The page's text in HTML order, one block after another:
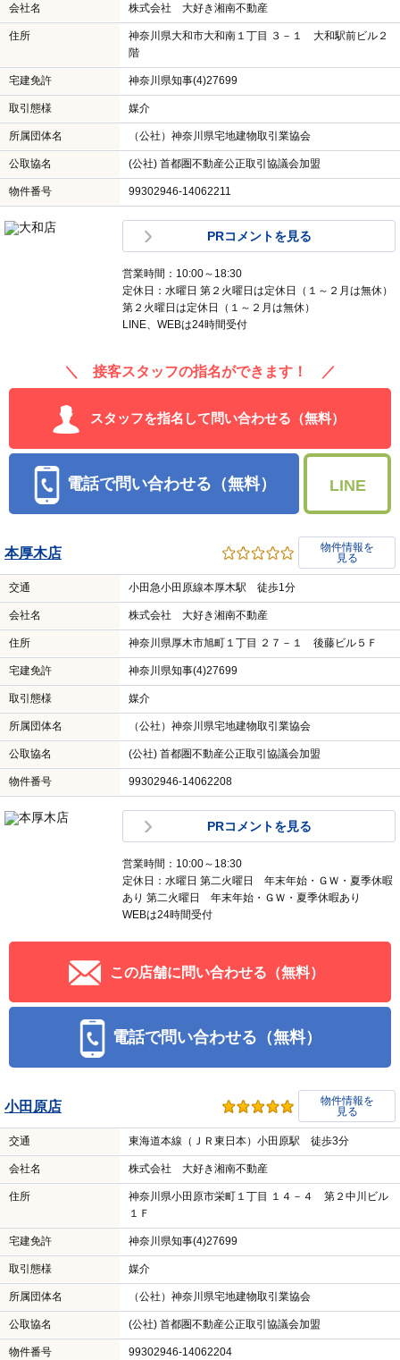
会社名 株式会社 大好き湘南不動産
住所
神奈川県大和市大和南１丁目 ３－１ 大和駅前ビル２
階
宅建免許 神奈川県知事(4)27699
取引態様 媒介
所属団体名 （公社）神奈川県宅地建物取引業協会
公取協名 (公社) 首都圏不動産公正取引協議会加盟
物件番号 99302946-14062211
PRコメントを見る
営業時間：10:00～18:30
定休日：水曜日 第２火曜日は定休日（１～２月は無休）
第２火曜日は定休日（１～２月は無休）
LINE、WEBは24時間受付
＼ 接客スタッフの指名ができます！ ／
スタッフを指名して問い合わせる（無料）
電話で問い合わせる（無料） LINE
本厚木店
物件情報を
見る
交通 小田急小田原線本厚木駅 徒歩1分
会社名 株式会社 大好き湘南不動産
住所 神奈川県厚木市旭町１丁目 ２７－１ 後藤ビル５Ｆ
宅建免許 神奈川県知事(4)27699
取引態様 媒介
所属団体名 （公社）神奈川県宅地建物取引業協会
公取協名 (公社) 首都圏不動産公正取引協議会加盟
物件番号 99302946-14062208
PRコメントを見る
営業時間：10:00～18:30
定休日：水曜日 第二火曜日 年末年始・ＧＷ・夏季休暇
あり 第二火曜日 年末年始・ＧＷ・夏季休暇あり
WEBは24時間受付
この店舗に問い合わせる（無料）
電話で問い合わせる（無料）
小田原店
物件情報を
見る
交通 東海道本線（ＪＲ東日本）小田原駅 徒歩3分
会社名 株式会社 大好き湘南不動産
住所
神奈川県小田原市栄町１丁目 １４－４ 第２中川ビル
１Ｆ
宅建免許 神奈川県知事(4)27699
取引態様 媒介
所属団体名 （公社）神奈川県宅地建物取引業協会
公取協名 (公社) 首都圏不動産公正取引協議会加盟
物件番号 99302946-14062204